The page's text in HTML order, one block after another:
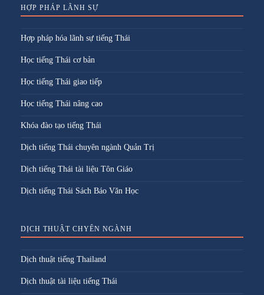
HỢP PHÁP LÃNH SỰ
Hợp pháp hóa lãnh sự tiếng Thái
Học tiếng Thái cơ bản
Học tiếng Thái giao tiếp
Học tiếng Thái nâng cao
Khóa đào tạo tiếng Thái
Dịch tiếng Thái chuyên ngành Quản Trị
Dịch tiếng Thái tài liệu Tôn Giáo
Dịch tiếng Thái Sách Báo Văn Học
DỊCH THUẬT CHYÊN NGÀNH
Dịch thuật tiếng Thailand
Dịch thuật tài liệu tiếng Thái